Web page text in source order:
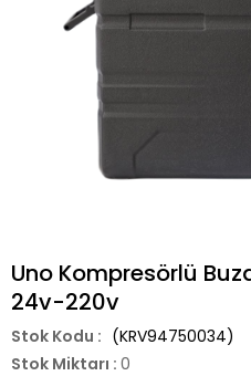
Uno Kompresörlü
24v-220v
(KRV94750034)
Stok Miktarı : 0